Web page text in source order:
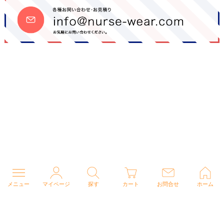
メニュー マイページ 探す カート お問合せ ホーム